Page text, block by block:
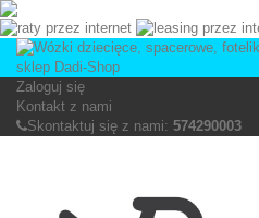
Zaloguj się
Kontakt z nami
Skontaktuj się z nami: 574290003